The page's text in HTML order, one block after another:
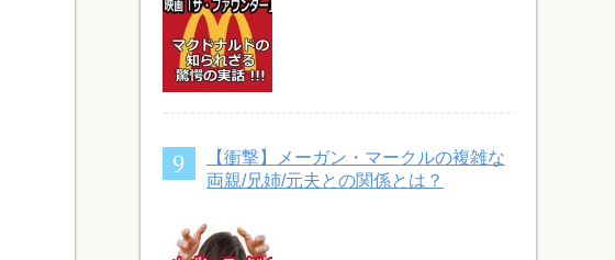
【衝撃】メーガン・マークルの複雑な
両親/兄姉/元夫との関係とは？